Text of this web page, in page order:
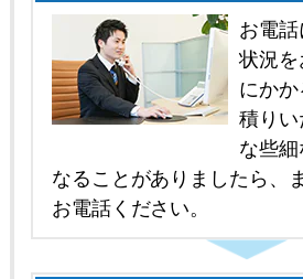
お電
状況を
にか
積りい
な些
なることがありましたら、
お電話ください。